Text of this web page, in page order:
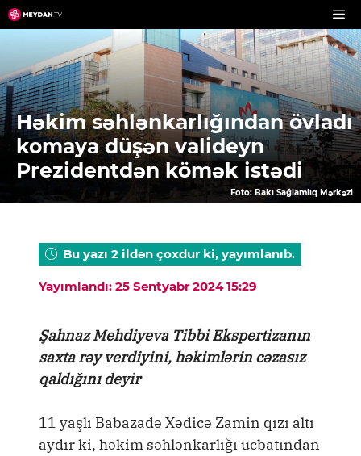
Skip
to
content
Həkim səhlənkarlığından övladı
komaya düşən valideyn
Prezidentdən kömək istədi
Foto: Bakı Sağlamlıq Mərkəzi
Bu yazı 2 ildən çoxdur ki, yayımlanıb.
Yayımlandı: 25 Sentyabr 2024 15:29
Şahnaz Mehdiyeva Tibbi Ekspertizanın
saxta rəy verdiyini, həkimlərin cəzasız
qaldığını deyir
11 yaşlı Babazadə Xədicə Zamin qızı altı
aydır ki, həkim səhlənkarlığı ucbatından